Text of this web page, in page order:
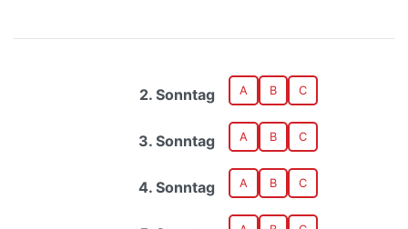
2. Sonntag A B C
3. Sonntag A B C
4. Sonntag A B C